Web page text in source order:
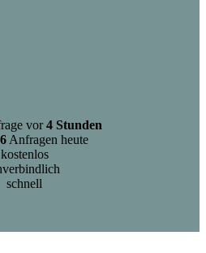
vor4 Stunden
6Anfragen heute
kostenlos
schnell